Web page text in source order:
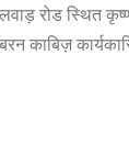
रोड स्थित
काबिज़